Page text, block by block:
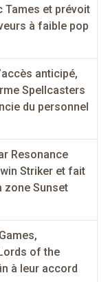
Tames et prévoit
à faible pop
anticipé,
Spellcasters
du personnel
Resonance
Striker et fait
zone Sunset
of the
à leur accord